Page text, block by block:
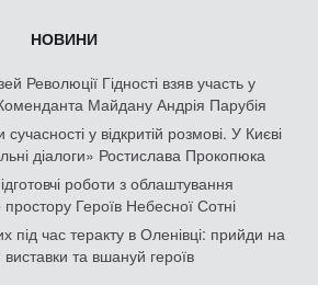
НОВИНИ
Революції Гідності взяв участь у
Майдану Андрія Парубія
у відкритій розмові. У Києві
діалоги» Ростислава Прокопюка
роботи з облаштування
Героїв Небесної Сотні
під час теракту в Оленівці: прийди на
виставки та вшануй героїв